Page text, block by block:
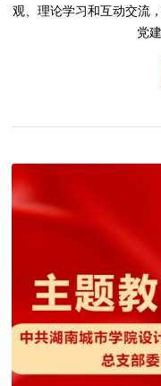
观、理论学习和互动交流
党